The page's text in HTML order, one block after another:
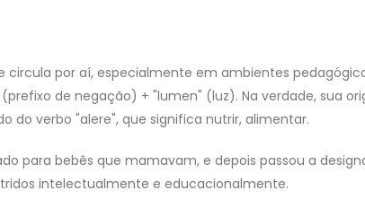
circula por aí, especialmente em ambientes
de negação) + "lumen" (luz). Na verdade, sua
do verbo "alere", que significa nutrir, alimentar.
para bebês que mamavam, e depois passou a
intelectualmente e educacionalmente.